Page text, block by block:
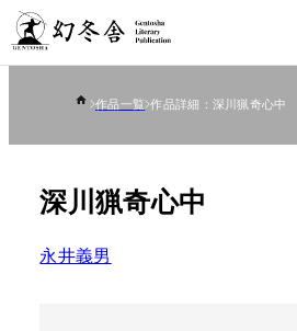
作品一覧 作品詳細：深川猟奇心中
深川猟奇心中
永井義男